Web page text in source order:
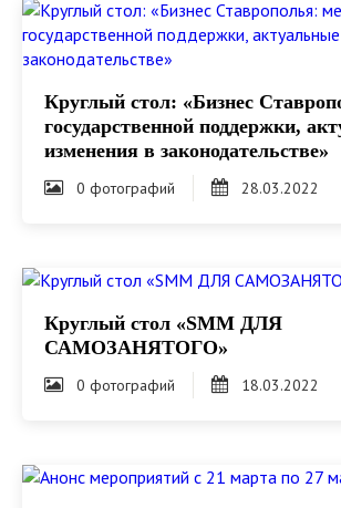
Круглый стол: «Бизнес
государственной поддержки,
изменения в законодательстве»
0 фотографий 28.03.2022
Круглый стол «SMM ДЛЯ
САМОЗАНЯТОГО»
0 фотографий 18.03.2022